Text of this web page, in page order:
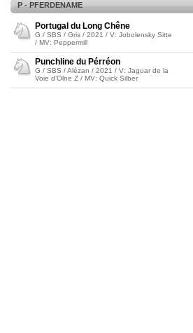
P - PFERDENAME
Portugal du Long Chêne
G / SBS / Gris / 2021 / V: Jobolensky Sitte
/ MV: Peppermill
Punchline du Pérréon
G / SBS / Alézan / 2021 / V: Jaguar de la
Voie d’Olne Z / MV: Quick Silber